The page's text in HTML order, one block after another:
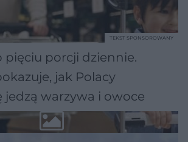
pięciu porcji dziennie.
jak Polacy
jedzą warzywa i owoce
TEKST SPONSOROWANY